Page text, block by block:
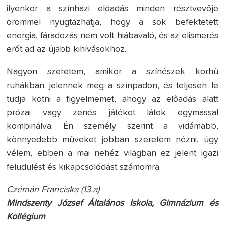
ilyenkor a színházi előadás minden résztvevője
örömmel nyugtázhatja, hogy a sok befektetett
energia, fáradozás nem volt hiábavaló, és az elismerés
erőt ad az újabb kihívásokhoz.
Nagyon szeretem, amikor a színészek korhű
ruhákban jelennek meg a színpadon, és teljesen le
tudja kötni a figyelmemet, ahogy az előadás alatt
prózai vagy zenés játékot látok egymással
kombinálva. Én személy szerint a vidámabb,
könnyedebb műveket jobban szeretem nézni, úgy
vélem, ebben a mai nehéz világban ez jelent igazi
felüdülést és kikapcsolódást számomra.
Czémán Franciska (13.a)
Mindszenty József Általános Iskola, Gimnázium és
Kollégium